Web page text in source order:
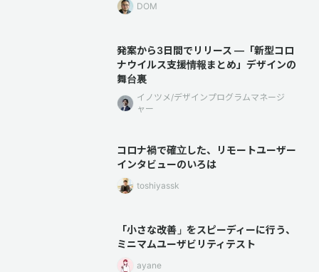
DOM
発案から3日間でリリース —「新型コロ
ナウイルス支援情報まとめ」デザインの
舞台裏
イノツメ/デザインプログラムマネージ
ャー
コロナ禍で確立した、リモートユーザー
インタビューのいろは
toshiyassk
「小さな改善」をスピーディーに行う、
ミニマムユーザビリティテスト
ayane